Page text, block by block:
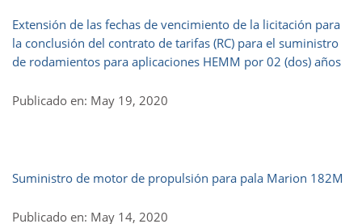
Extensión de las fechas de vencimiento de la licitación para
la conclusión del contrato de tarifas (RC) para el suministro
de rodamientos para aplicaciones HEMM por 02 (dos) años
Publicado en: May 19, 2020
Suministro de motor de propulsión para pala Marion 182M
Publicado en: May 14, 2020